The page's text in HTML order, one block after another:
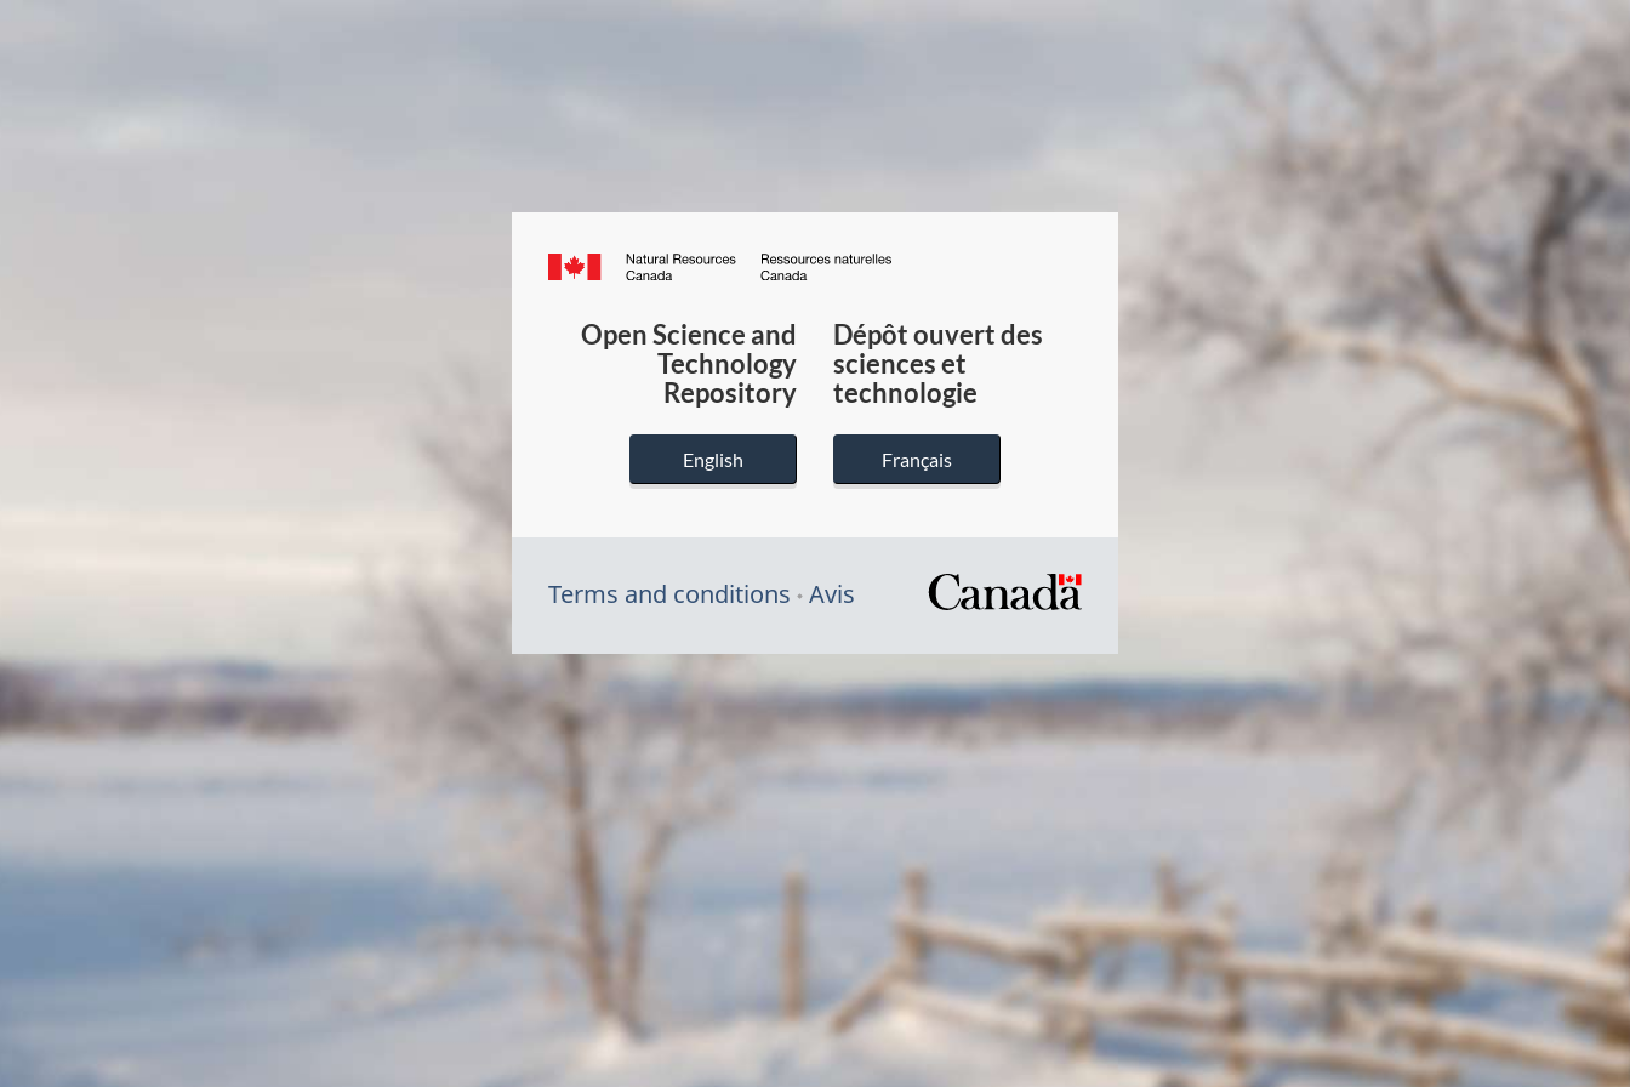
Canada.ca
du
Canada
Open Science and
Technology
Repository
English
Dépôt ouvert des
sciences et
technologie
Français
Terms and conditions Avis
/
du
gouvernement
du